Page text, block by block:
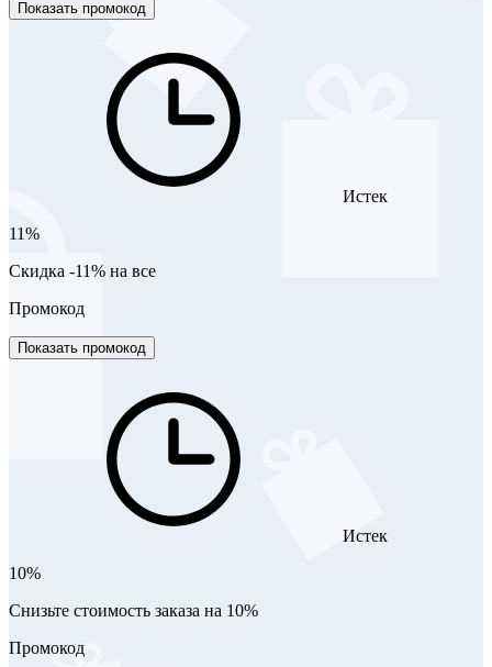
Показать промокод
Истек
11%
Скидка -11% на все
Промокод
Показать промокод
Истек
10%
Снизьте стоимость заказа на 10%
Промокод